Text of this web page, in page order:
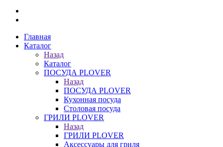
Главная
Каталог
Назад
Каталог
ПОСУДА PLOVER
Назад
ПОСУДА PLOVER
Кухонная посуда
Столовая посуда
ГРИЛИ PLOVER
Назад
ГРИЛИ PLOVER
Аксессуары для гриля